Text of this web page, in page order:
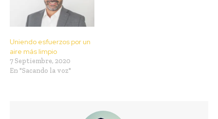
Uniendo esfuerzos por un
aire más limpio
7 Septiembre, 2020
En "Sacando la voz"